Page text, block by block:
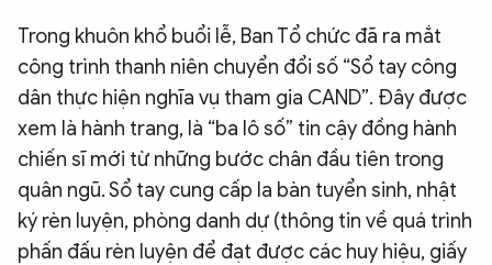
Trong khuôn khổ buổi lễ, Ban Tổ chức đã ra mắt
công trình thanh niên chuyển đổi số “Sổ tay công
dân thực hiện nghĩa vụ tham gia CAND”. Đây được
xem là hành trang, là “ba lô số” tin cậy đồng hành
chiến sĩ mới từ những bước chân đầu tiên trong
quân ngũ. Sổ tay cung cấp la bàn tuyển sinh, nhật
ký rèn luyện, phòng danh dự (thông tin về quá trình
phấn đấu rèn luyện để đạt được các huy hiệu, giấy